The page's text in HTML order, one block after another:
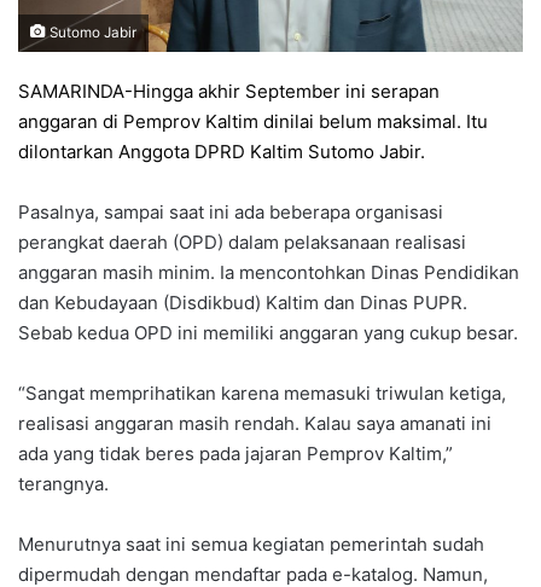
Sutomo Jabir
SAMARINDA-Hingga akhir September ini serapan
anggaran di Pemprov Kaltim dinilai belum maksimal. Itu
dilontarkan Anggota DPRD Kaltim Sutomo Jabir.
Pasalnya, sampai saat ini ada beberapa organisasi
perangkat daerah (OPD) dalam pelaksanaan realisasi
anggaran masih minim. Ia mencontohkan Dinas Pendidikan
dan Kebudayaan (Disdikbud) Kaltim dan Dinas PUPR.
Sebab kedua OPD ini memiliki anggaran yang cukup besar.
“Sangat memprihatikan karena memasuki triwulan ketiga,
realisasi anggaran masih rendah. Kalau saya amanati ini
ada yang tidak beres pada jajaran Pemprov Kaltim,”
terangnya.
Menurutnya saat ini semua kegiatan pemerintah sudah
dipermudah dengan mendaftar pada e-katalog. Namun,